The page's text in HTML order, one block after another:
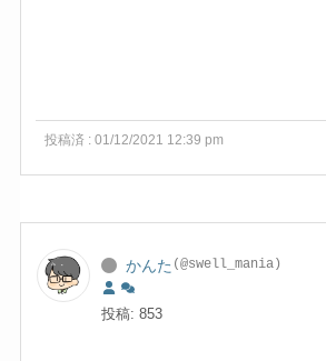
投稿済 : 01/12/2021 12:39 pm
かんた (@swell_mania)
投稿: 853